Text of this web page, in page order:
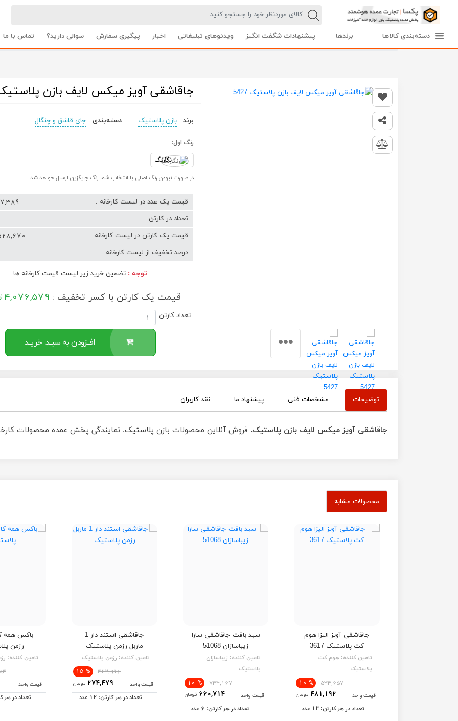
دسته‌بندی کالاها برندها پیشنهادات شگفت انگیز ویدئوهای تبلیغاتی اخبار پیگیری سفارش سوالی دارید؟ تماس با ما
صفحه اصلی
جاقاشقی آویز میکس لایف بازن پلاستیک
برند :بازن پلاستیک دسته‌بندی : جای قاشق و چنگال
رنگ اول:
رنگارنگ
در صورت نبودن رنگ اصلی با انتخاب شما رنگ جایگزین ارسال خواهد شد.
قیمت یک عدد در لیست کارخانه : 377,389
تعداد در کارتن:
قیمت یک کارتن در لیست کارخانه : 4,528,670
درصد تخفیف از لیست کارخانه :
توجه : تضمین خرید زیر لیست قیمت کارخانه ها
قیمت یک کارتن با کسر تخفیف : 4,076,579
تعداد کارتن
افــزودن به سبــد خریــد
توضیحات مشخصات فنی پیشنهاد ما نقد کاربران
جاقاشقی آویز میکس لایف بازن پلاستیک. فروش آنلاین محصولات بازن پلاستیک. نمایندگی پخش عمده محصولات
محصولات مشابه
جاقاشقی آویز الیزا هوم
کت پلاستیک 3617
تامین کننده: هوم کت
پلاستیک
قیمت واحد
534,657
% 10
481,192 تومان
تعداد در هر کارتن: 12 عدد
سبد بافت جاقاشقی سارا
زیباسازان 51068
تامین کننده: زیباسازان
پلاستیک
قیمت واحد
734,167
% 10
660,714 تومان
تعداد در هر کارتن:6 عدد
جاقاشقی استند دار 1
ماربل رزمن پلاستیک
تامین کننده: رزمن پلاستیک
قیمت واحد
322,916
% 15
274,479 تومان
تعداد در هر کارتن: 12 عدد
باکس همه
رزمن
تامین کننده:
قیمت واحد
تعداد در هر